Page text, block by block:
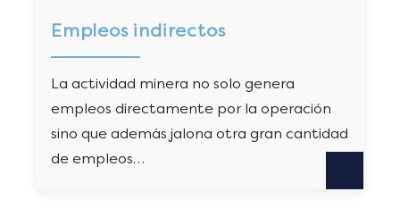
Empleos indirectos
La actividad minera no solo genera
empleos directamente por la operación
sino que además jalona otra gran cantidad
de empleos…